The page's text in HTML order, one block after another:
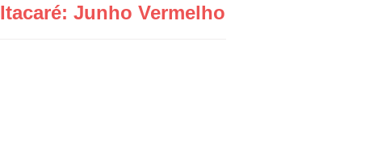
Itacaré: Junho Vermelho